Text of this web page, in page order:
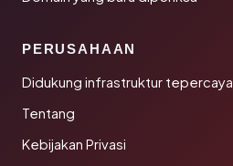
PERUSAHAAN
Didukung infrastruktur tepercaya
Tentang
Kebijakan Privasi